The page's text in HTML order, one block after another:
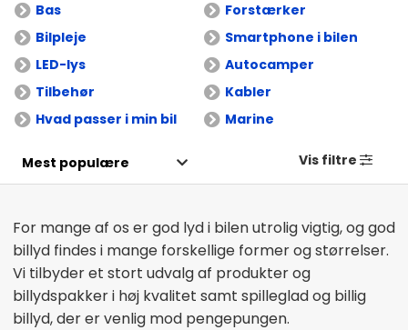
Bas
Forstærker
Bilpleje
Smartphone i bilen
LED-lys
Autocamper
Tilbehør
Kabler
Hvad passer i min bil
Marine
For mange af os er god lyd i bilen utrolig vigtig, og god
billyd findes i mange forskellige former og størrelser.
Vi tilbyder et stort udvalg af produkter og
billydspakker i høj kvalitet samt spilleglad og billig
billyd, der er venlig mod pengepungen.
Vis filtre